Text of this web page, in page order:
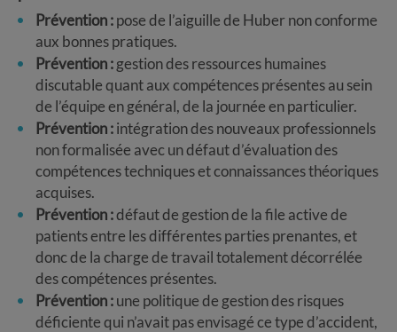
Prévention :pose de l’aiguille de Huber non conforme
aux bonnes pratiques.
Prévention :gestion des ressources humaines
discutable quant aux compétences présentes au sein
de l’équipe en général, de la journée en particulier.
Prévention :intégration des nouveaux professionnels
non formalisée avec un défaut d’évaluation des
compétences techniques et connaissances théoriques
acquises.
Prévention :défaut de gestion de la file active de
patients entre les différentes parties prenantes, et
donc de la charge de travail totalement décorrélée
des compétences présentes.
Prévention :une politique de gestion des risques
déficiente qui n’avait pas envisagé ce type d’accident,